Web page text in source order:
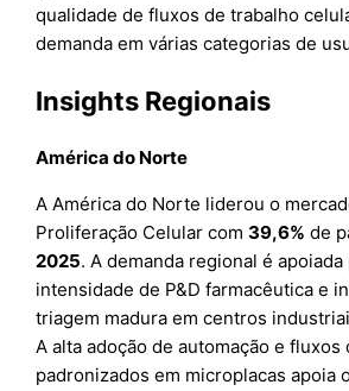
qualidade de fluxos de trabalho
demanda em várias categorias de
Insights Regionais
América do Norte
A América do Norte liderou o
Proliferação Celular com39,6% de
2025. A demanda regional é
intensidade de P&D farmacêutica e
triagem madura em centros
A alta adoção de automação e fluxos
padronizados em microplacas apoia